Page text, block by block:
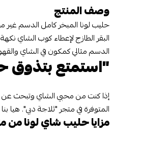
وصف المنتج
حليب لونا المبخر كامل الدسم
البقر الطازج لإعطاء كوب الشاي
الدسم مثالي كمكون في الشاي
"استمتع بتذوق
إذا كنت من محبي الشاي وتبحث عن
المتوفرة في متجر "ثلاجة دبي".
مزايا حليب شاي لونا من